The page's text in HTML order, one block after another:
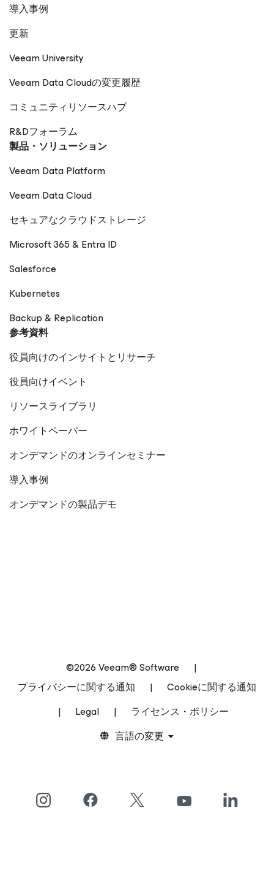
導入事例
更新
Veeam University
Veeam Data Cloudの変更履歴
コミュニティリソースハブ
R&Dフォーラム
製品・ソリューション
Veeam Data Platform
Veeam Data Cloud
セキュアなクラウドストレージ
Microsoft 365 & Entra ID
Salesforce
Kubernetes
Backup & Replication
参考資料
役員向けのインサイトとリサーチ
役員向けイベント
リソースライブラリ
ホワイトペーパー
オンデマンドのオンラインセミナー
導入事例
オンデマンドの製品デモ
©2026 Veeam® Software
|
プライバシーに関する通知
|
Cookieに関する通知
|
Legal |
ライセンス・ポリシー
言語の変更